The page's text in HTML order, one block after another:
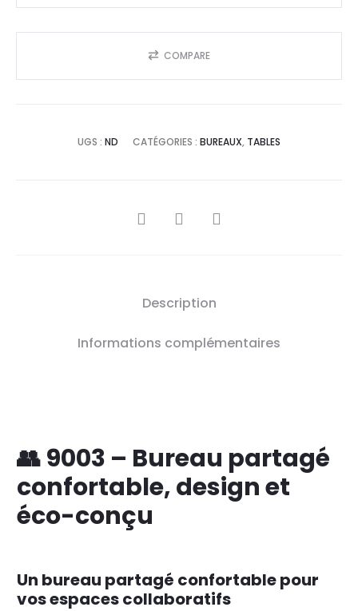
COMPARE
UGS : ND CATÉGORIES : BUREAUX, TABLES
SHARE
Description
Informations complémentaires
👥 9003 – Bureau partagé
confortable, design et
éco-conçu
Un bureau partagé confortable pour
vos espaces collaboratifs